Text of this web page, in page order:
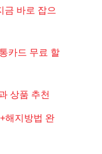
금 바로 잡으
카드 무료 할
상품 추천
해지방법 완